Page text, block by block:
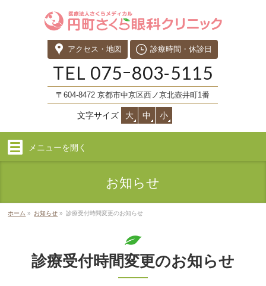
アクセス・地図 診療時間・休診日
TEL 075ｰ803-5115
〒604-8472 京都市中京区西ノ京北壺井町1番
文字サイズ 大 中 小
メニューを開く
お知らせ
ホーム » お知らせ » 診療受付時間変更のお知らせ
診療受付時間変更のお知らせ